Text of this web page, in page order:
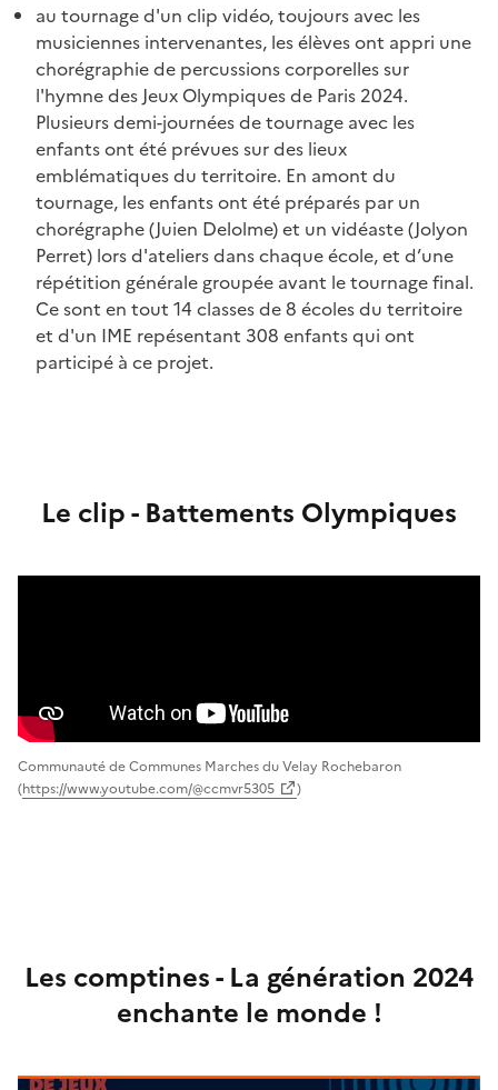
au tournage d'un clip vidéo, toujours avec les
musiciennes intervenantes, les élèves ont appri une
chorégraphie de percussions corporelles sur
l'hymne des Jeux Olympiques de Paris 2024.
Plusieurs demi-journées de tournage avec les
enfants ont été prévues sur des lieux
emblématiques du territoire. En amont du
tournage, les enfants ont été préparés par un
chorégraphe (Juien Delolme) et un vidéaste (Jolyon
Perret) lors d'ateliers dans chaque école, et d’une
répétition générale groupée avant le tournage final.
Ce sont en tout 14 classes de 8 écoles du territoire
et d'un IME repésentant 308 enfants qui ont
participé à ce projet.
Le clip - Battements Olympiques
Communauté de Communes Marches du Velay Rochebaron
(https://www.youtube.com/@ccmvr5305 )
Les comptines - La génération 2024
enchante le monde !